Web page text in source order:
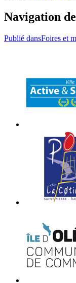
Navigation
Publié dansFoires et